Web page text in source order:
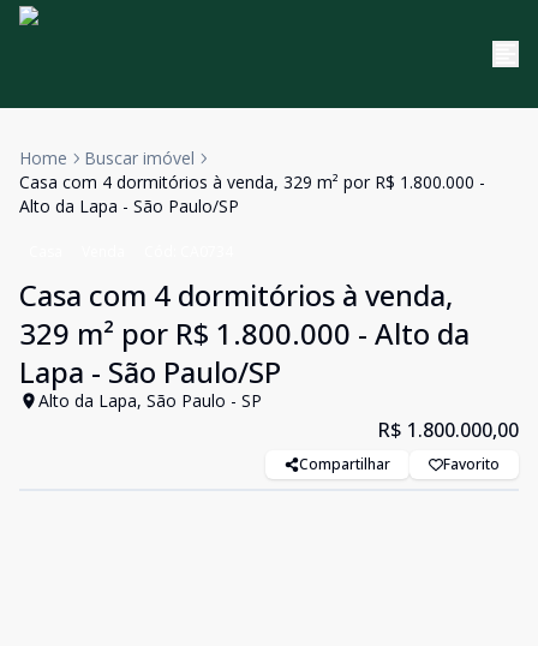
Home
Buscar imóvel
Casa com 4 dormitórios à venda, 329 m² por R$ 1.800.000 -
Alto da Lapa - São Paulo/SP
Casa com 4 dormitórios à venda,
329 m² por R$ 1.800.000 - Alto da
Lapa - São Paulo/SP
Alto da Lapa, São Paulo - SP
R$ 1.800.000,00
Compartilhar Favorito